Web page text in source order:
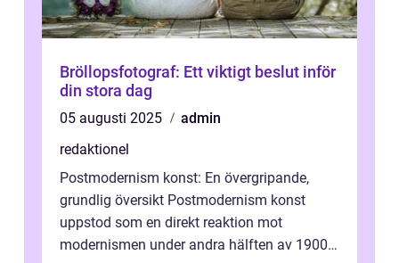
Bröllopsfotograf: Ett viktigt beslut inför
din stora dag
05 augusti 2025
admin
redaktionel
Postmodernism konst: En övergripande,
grundlig översikt Postmodernism konst
uppstod som en direkt reaktion mot
modernismen under andra hälften av 1900-